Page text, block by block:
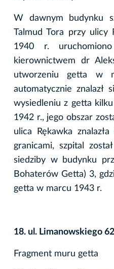
W dawnym budynku
Talmud Tora przy ulicy
1940 r.
kierownictwem dr
utworzeniu getta w
automatycznie znalazł
wysiedleniu z getta
1942 r., jego obszar
ulica Rękawka
granicami, szpital
siedziby w budynku
Bohaterów Getta) 3,
getta w marcu 1943 r.
18. ul. Limanowskiego 62
Fragment muru getta